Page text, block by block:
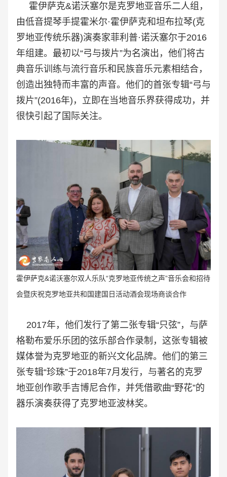
霍伊萨克&诺沃塞尔是克罗地亚音乐二人组，
由低音提琴手提霍米尔·霍伊萨克和坦布拉琴(克
罗地亚传统乐器)演奏家菲利普·诺沃塞尔于2016
年组建。最初以“弓与拨片”为名演出，他们将古
典音乐训练与流行音乐和民族音乐元素相结合，
创造出独特而丰富的声音。他们的首张专辑“弓与
拨片”(2016年)，立即在当地音乐界获得成功，并
很快引起了国际关注。
霍伊萨克&诺沃塞尔双人乐队“克罗地亚传统之声”音乐会和招待
会暨庆祝克罗地亚共和国建国日活动酒会现场商谈合作
2017年，他们发行了第二张专辑“只弦”，与萨
格勒布爱乐乐团的弦乐部合作录制，这张专辑被
媒体誉为克罗地亚的新兴文化品牌。他们的第三
张专辑“珍珠”于2018年7月发行，与著名的克罗
地亚创作歌手吉博尼合作，并凭借歌曲“野花”的
器乐演奏获得了克罗地亚波林奖。